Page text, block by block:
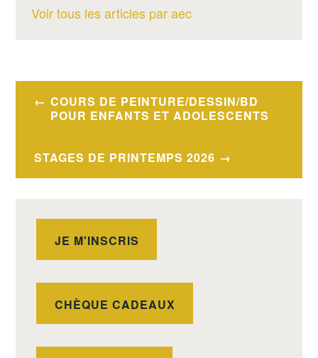
Voir tous les articles par aec
Navigation
l’article
COURS DE PEINTURE/DESSIN/BD
POUR ENFANTS ET ADOLESCENTS
STAGES DE PRINTEMPS 2026
JE M'INSCRIS
CHÈQUE CADEAUX